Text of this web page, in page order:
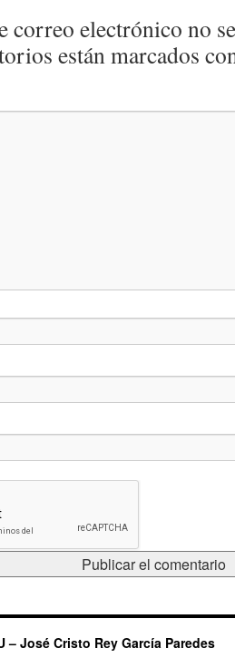
correo electrónico no
están marcados
– José Cristo Rey García Paredes